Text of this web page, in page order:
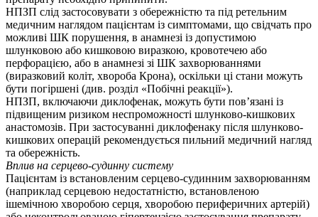
НПЗП слід застосовувати з обережністю та під ретельним
медичним наглядом пацієнтам із симптомами, що свідчать про
можливі ШК порушення, в анамнезі із допустимою
шлунковою або кишковою виразкою, кровотечею або
перфорацією, або в анамнезі зі ШК захворюваннями
(виразковий коліт, хвороба Крона), оскільки ці стани можуть
бути погіршені (див. розділ «Побічні реакції»).
НПЗП, включаючи диклофенак, можуть бути пов’язані із
підвищеним ризиком неспроможності шлунково-кишкових
анастомозів. При застосуванні диклофенаку після шлунково-
кишкових операцій рекомендується пильний медичний нагляд
та обережність.
Вплив на серцево-судинну систему
Пацієнтам із встановленим серцево-судинним захворюванням
(наприклад серцевою недостатністю, встановленою
ішемічною хворобою серця, хворобою периферичних артерій)